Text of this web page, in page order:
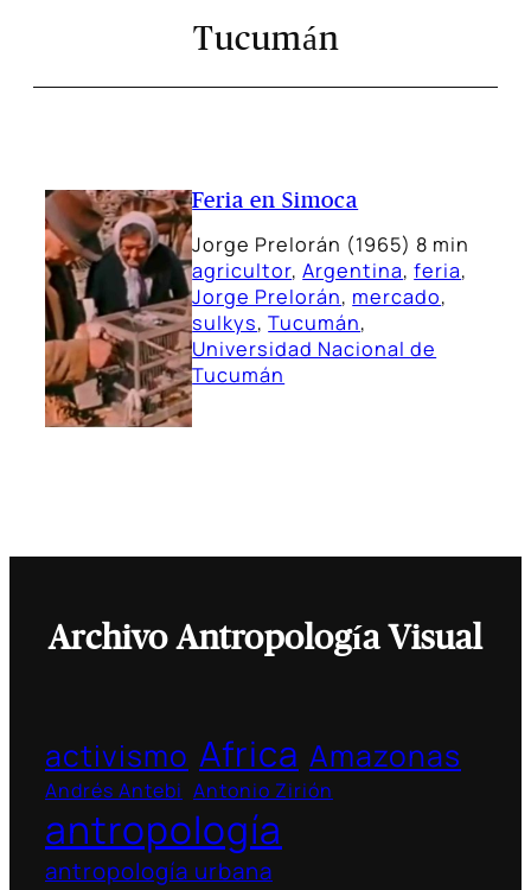
Tucumán
Feria en Simoca
Jorge Prelorán (1965) 8 min
agricultor, Argentina, feria
Jorge Prelorán, mercado
sulkys, Tucumán
Universidad Nacional de
Tucumán
Archivo Antropología Visual
activismo Africa Amazonas
Andrés Antebi Antonio Zirión
antropología
antropología urbana